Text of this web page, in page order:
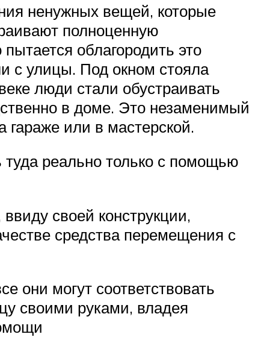
ненужных вещей, которые
полноценную
облагородить это
с улицы. Под окном стояла
люди стали обустраивать
в доме. Это незаменимый
гараже или в мастерской.
реально только с помощью
своей конструкции,
средства перемещения с
они могут соответствовать
своими руками, владея